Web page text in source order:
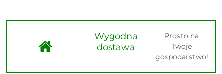
Wygodna
dostawa
Prosto na
Twoje
gospodarstwo!